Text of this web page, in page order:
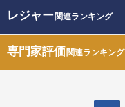
レジャー関連ランキング
専門家評価関連ランキング